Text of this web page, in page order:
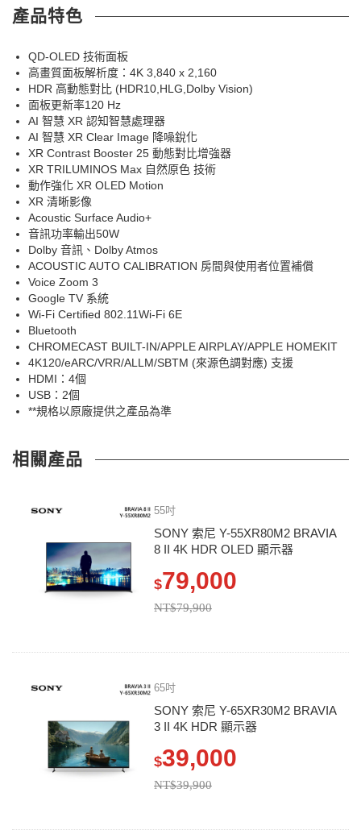
產品特色
QD-OLED 技術面板
高畫質面板解析度：4K 3,840 x 2,160
HDR 高動態對比 (HDR10,HLG,Dolby Vision)
面板更新率120 Hz
AI 智慧 XR 認知智慧處理器
AI 智慧 XR Clear Image 降噪銳化
XR Contrast Booster 25 動態對比增強器
XR TRILUMINOS Max 自然原色 技術
動作強化 XR OLED Motion
XR 清晰影像
Acoustic Surface Audio+
音訊功率輸出50W
Dolby 音訊、Dolby Atmos
ACOUSTIC AUTO CALIBRATION 房間與使用者位置補償
Voice Zoom 3
Google TV 系統
Wi-Fi Certified 802.11Wi-Fi 6E
Bluetooth
CHROMECAST BUILT-IN/APPLE AIRPLAY/APPLE HOMEKIT
4K120/eARC/VRR/ALLM/SBTM (來源色調對應) 支援
HDMI：4個
USB：2個
**規格以原廠提供之產品為準
相關產品
55吋
SONY 索尼 Y-55XR80M2 BRAVIA
8 II 4K HDR OLED 顯示器
$79,000
NT$79,900
65吋
SONY 索尼 Y-65XR30M2 BRAVIA
3 II 4K HDR 顯示器
$39,000
NT$39,900